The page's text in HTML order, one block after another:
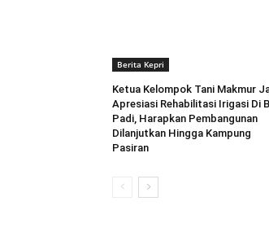
Berita Kepri
Ketua Kelompok Tani Makmur
Apresiasi Rehabilitasi Irigasi Di
Padi, Harapkan Pembangunan
Dilanjutkan Hingga Kampung
Pasiran ‎